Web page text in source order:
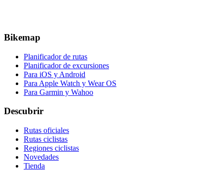
Bikemap
Planificador de rutas
Planificador de excursiones
Para iOS y Android
Para Apple Watch y Wear OS
Para Garmin y Wahoo
Descubrir
Rutas oficiales
Rutas ciclistas
Regiones ciclistas
Novedades
Tienda